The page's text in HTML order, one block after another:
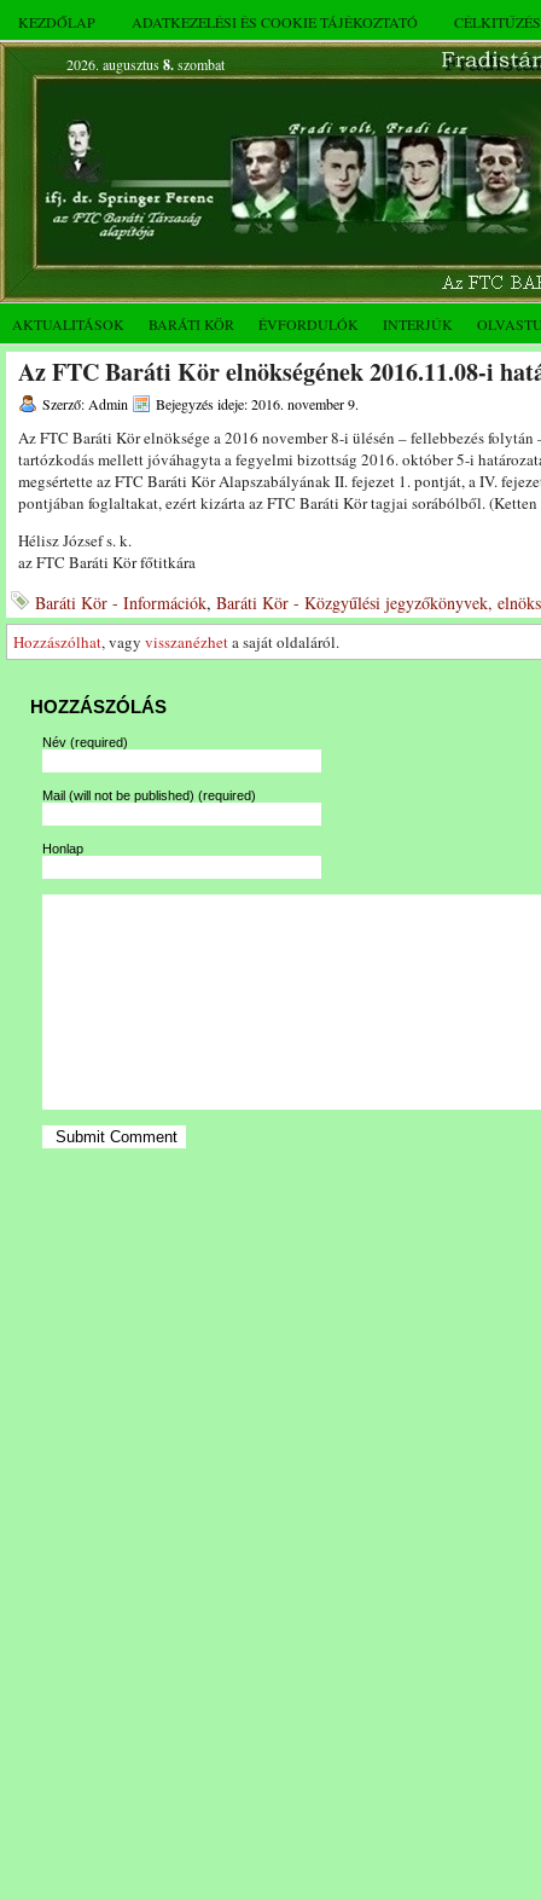
KEZDŐLAP ADATKEZELÉSI ÉS COOKIE TÁJÉKOZTATÓ
2026. augusztus 8.szombat
AKTUALITÁSOK BARÁTI KÖR ÉVFORDULÓK INTERJÚK
Az FTC Baráti Kör elnökségének 2016.11.08-i
Szerző: Admin Bejegyzés ideje: 2016. november 9.
Az FTC Baráti Kör elnöksége a 2016 november 8-i ülésén – fellebbezés
tartózkodás mellett jóváhagyta a fegyelmi bizottság 2016. október 5-i
megsértette az FTC Baráti Kör Alapszabályának II. fejezet 1. pontját, a IV.
pontjában foglaltakat, ezért kizárta az FTC Baráti Kör tagjai sorábólből. (Ketten
Hélisz József s. k.
az FTC Baráti Kör főtitkára
Baráti Kör - Információk, Baráti Kör - Közgyűlési jegyzőkönyvek,
Hozzászólhat, vagy visszanézheta saját oldaláról.
HOZZÁSZÓLÁS
Név (required)
Mail (will not be published) (required)
Honlap